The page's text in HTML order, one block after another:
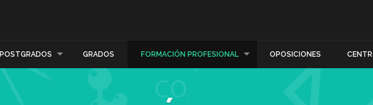
GRADOS FORMACIÓN PROFESIONAL OPOSICIONES